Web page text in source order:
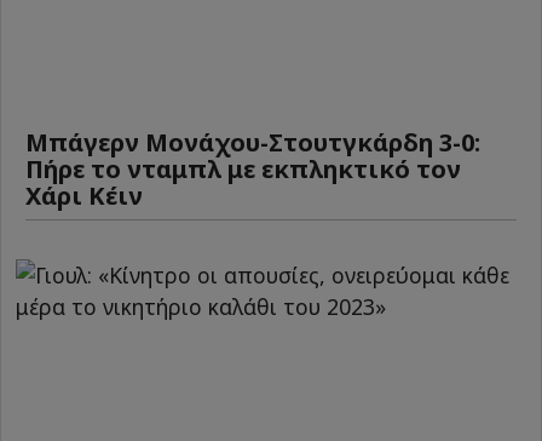
Μπάγερν Μονάχου-Στουτγκάρδη 3-0:
Πήρε το νταμπλ με εκπληκτικό τον
Χάρι Κέιν